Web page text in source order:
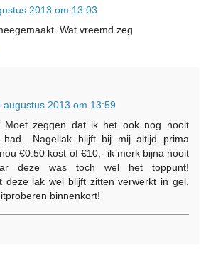
2013 om 13:03
Wat vreemd zeg
augustus 2013 om 13:59
Moet zeggen dat ik het ook nog nooit
had.. Nagellak blijft bij mij altijd prima
€0.50 kost of €10,- ik merk bijna nooit
deze was toch wel het toppunt!
deze lak wel blijft zitten verwerkt in gel,
binnenkort!